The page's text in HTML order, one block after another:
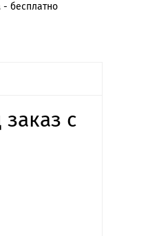
- бесплатно
с